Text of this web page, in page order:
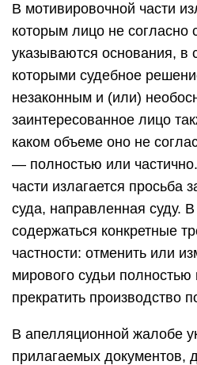
В мотивировочной части
которым лицо не согласно
указываются основания, в
которыми судебное
незаконным и (или)
заинтересованное лицо
каком объеме оно не
— полностью или
части излагается просьба
суда, направленная суду.
содержаться конкретные
частности: отменить или
мирового судьи
прекратить производство
В апелляционной жалобе
прилагаемых документов,